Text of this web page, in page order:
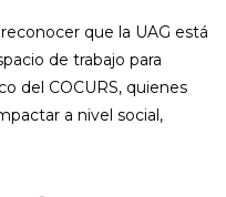
que la UAG está
de trabajo para
del COCURS, quienes
a nivel social,